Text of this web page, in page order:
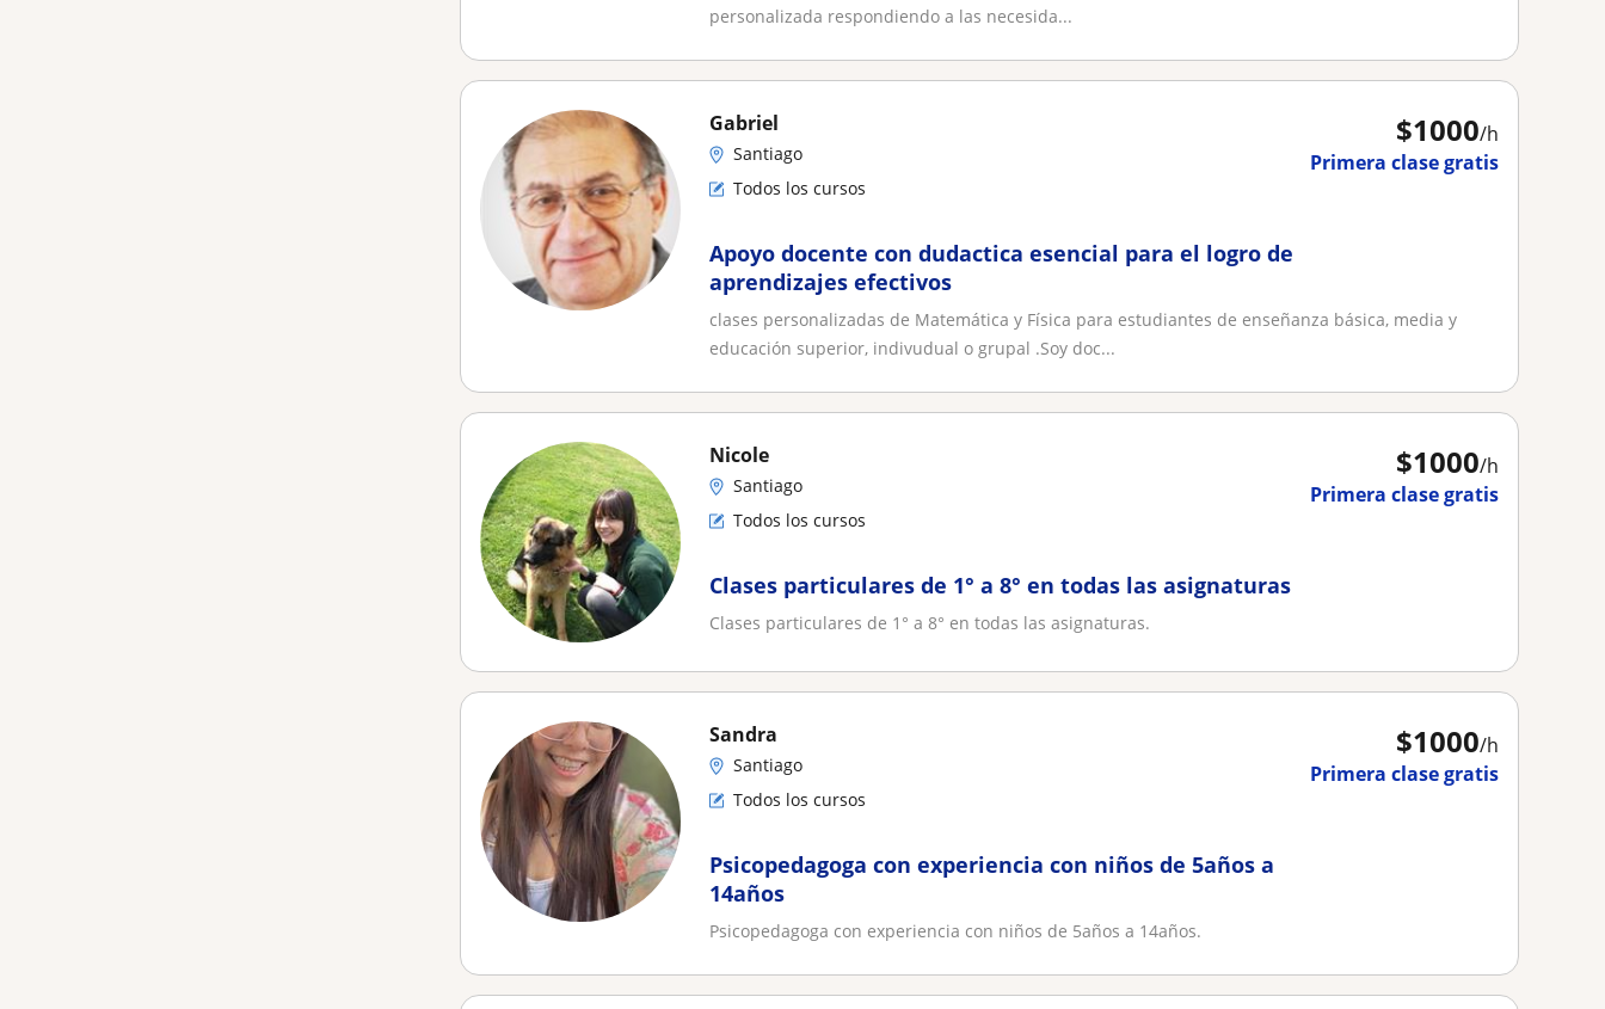
personalizada respondiendo a las necesida...
$1000/h
Primera clase gratis
Gabriel
Santiago
Todos los cursos
Apoyo docente con dudactica esencial para el logro de
aprendizajes efectivos
clases personalizadas de Matemática y Física para estudiantes de enseñanza básica, media y
educación superior, indivudual o grupal .Soy doc...
$1000/h
Primera clase gratis
Nicole
Santiago
Todos los cursos
Clases particulares de 1° a 8° en todas las asignaturas
Clases particulares de 1° a 8° en todas las asignaturas.
$1000/h
Primera clase gratis
Sandra
Santiago
Todos los cursos
Psicopedagoga con experiencia con niños de 5años a
14años
Psicopedagoga con experiencia con niños de 5años a 14años.